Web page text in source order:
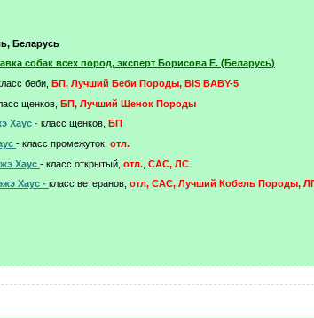
Беларусь
собак всех пород, эксперт Борисова Е. (Беларусь)
беби, БП, Лучший Беби Породы, BIS BABY-5
щенков, БП, Лучший Щенок Породы
Хаус - класс щенков,
БП
- класс промежуток, отл.
Хаус - класс открытый, отл. CAC, ЛС
Хаус - класс ветеранов, отл, САС, Лучший Кобель Породы,